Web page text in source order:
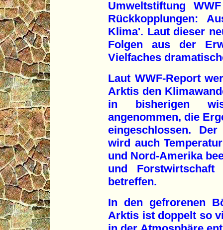
Umweltstiftung
Rückkopplungen:
Klima'. Laut dieser
Folgen aus der
Vielfaches
Laut WWF-Report
Arktis den
in bisherigen
angenommen, die
eingeschlossen.
wird auch
und Nord-Amerika
und Forstwirtschaft
betreffen.
In den gefrorenen
Arktis ist doppelt so